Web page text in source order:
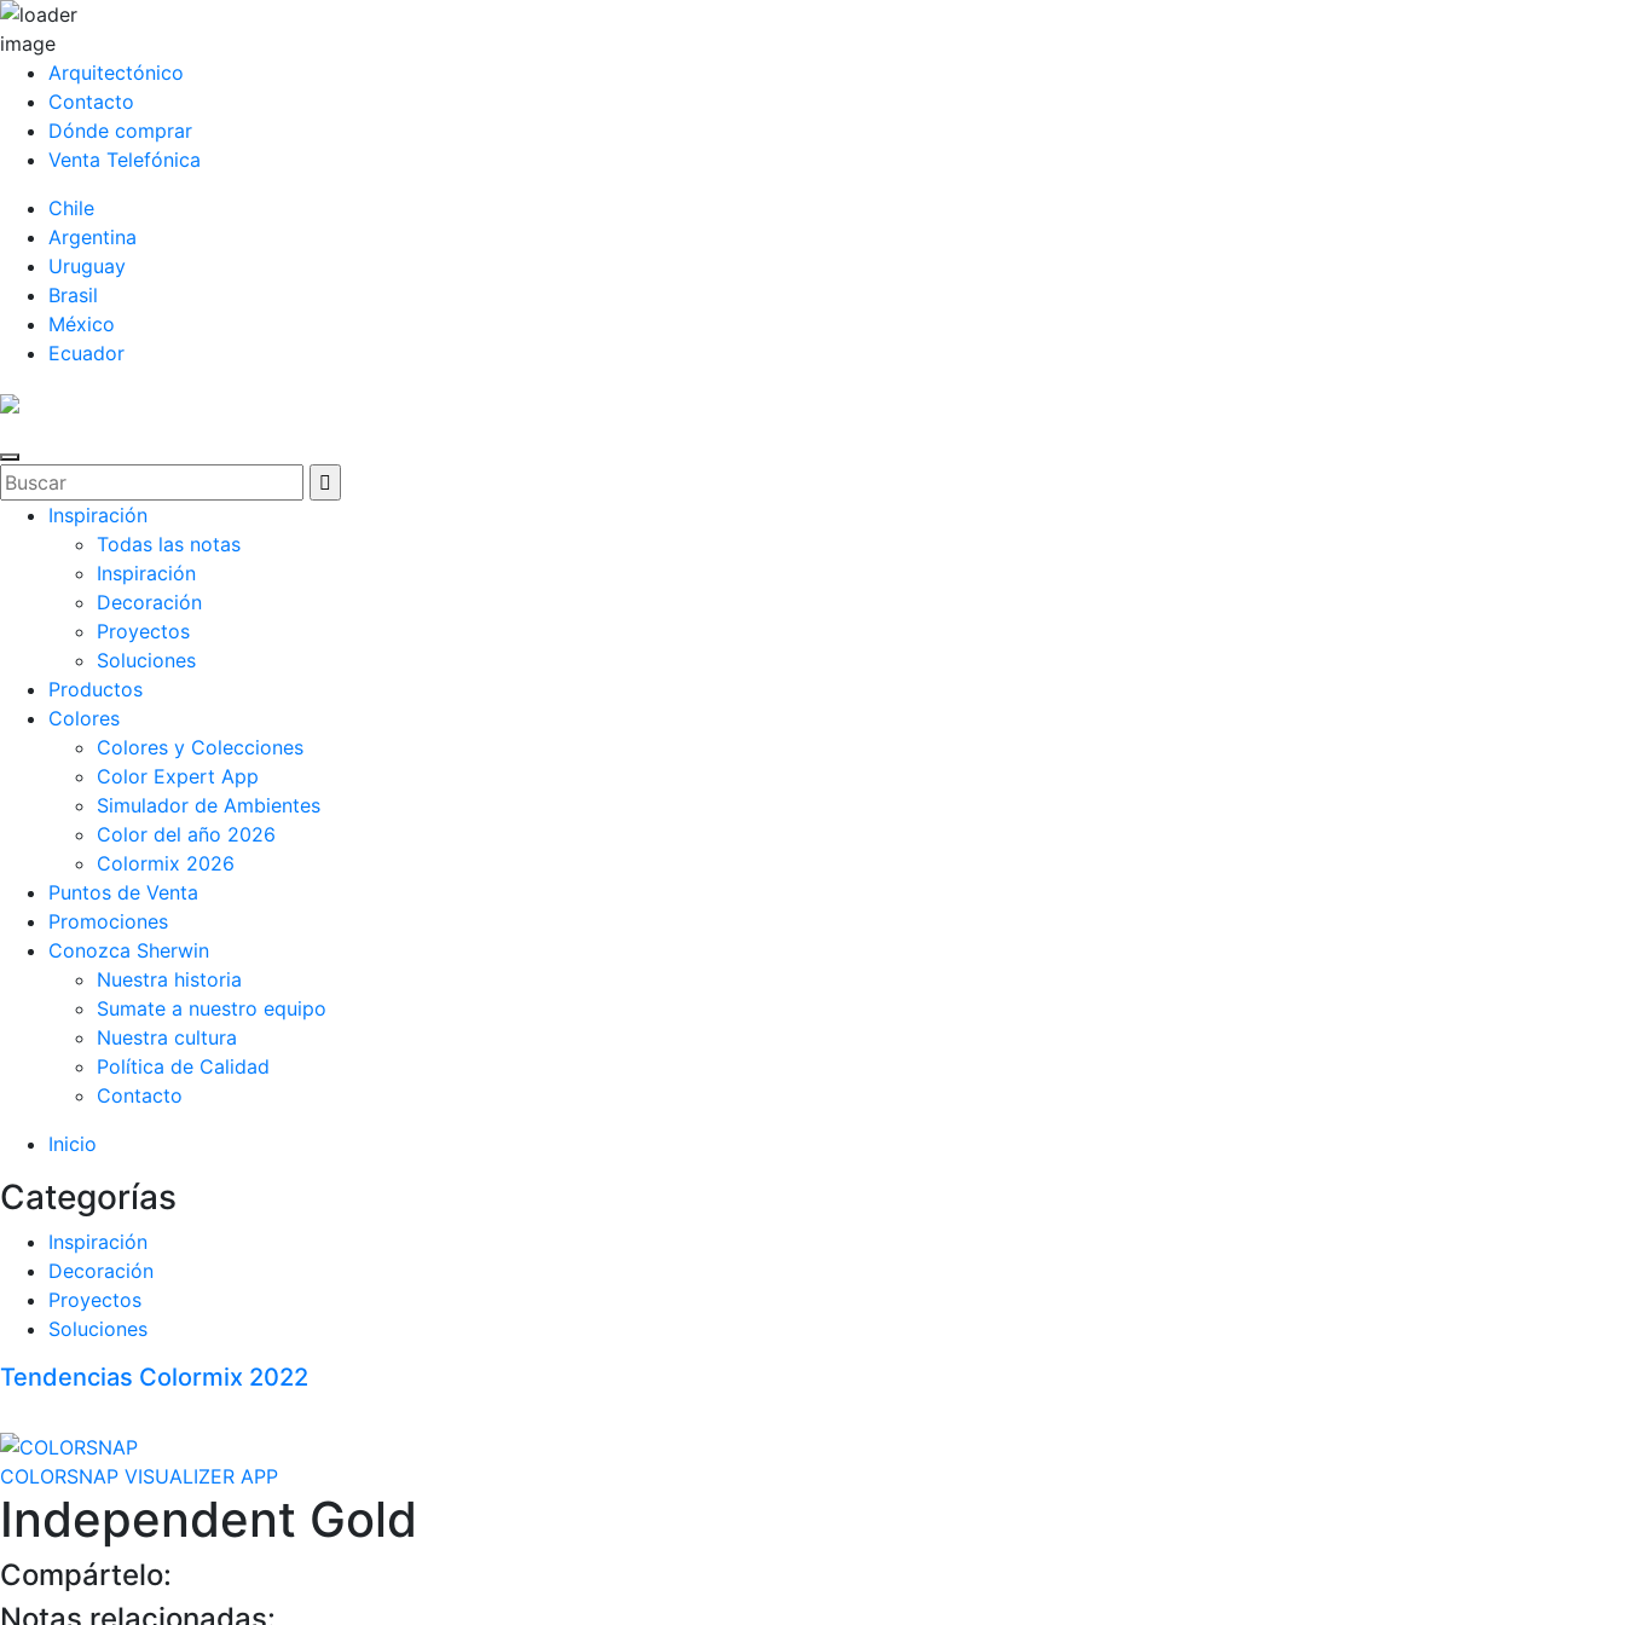
Arquitectónico
Contacto
Dónde comprar
Venta Telefónica
Chile
Argentina
Uruguay
Brasil
México
Ecuador
Inspiración
Todas las notas
Inspiración
Decoración
Proyectos
Soluciones
Productos
Colores
Colores y Colecciones
Color Expert App
Simulador de Ambientes
Color del año 2026
Colormix 2026
Puntos de Venta
Promociones
Conozca Sherwin
Nuestra historia
Sumate a nuestro equipo
Nuestra cultura
Política de Calidad
Contacto
Inicio
Categorías
Inspiración
Decoración
Proyectos
Soluciones
Tendencias Colormix 2022
COLORSNAP VISUALIZER APP
Independent Gold
Compártelo:
Notas relacionadas: